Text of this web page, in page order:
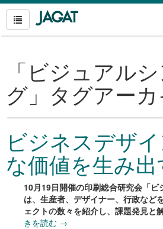
「ビジュアル
グ 」タグアー
ビジネスデザ
な価値を生み出
10月19日開催の印刷総合研究会「
は、生産者、デザイナー、行政など
ェクトの数々を紹介し、課題発見と
きを読む →